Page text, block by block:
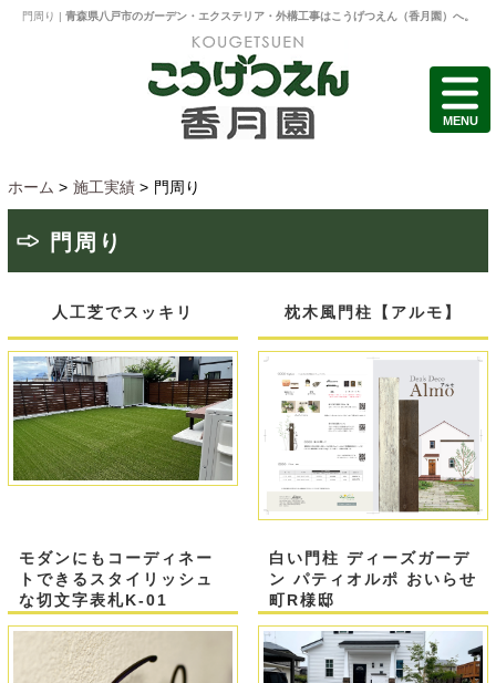
門周り | 青森県八戸市のガーデン・エクステリア・外構工事はこうげつえん（香月園）へ。
ホーム > 施工実績 > 門周り
門周り
人工芝でスッキリ 枕木風門柱【アルモ】
モダンにもコーディネー
トできるスタイリッシュ
な切文字表札K-01
白い門柱 ディーズガーデ
ン パティオルポ おいらせ
町R様邸
MENU